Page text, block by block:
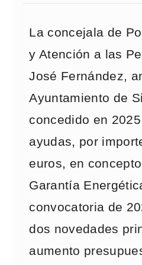
La concejala de
y Atención a las
José Fernández,
Ayuntamiento de
concedido en
ayudas, por
euros, en
Garantía
convocatoria de
dos novedades
aumento